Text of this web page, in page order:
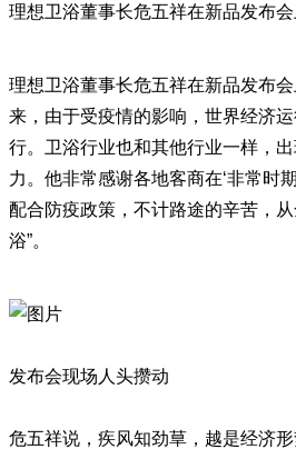
理想卫浴董事长危五祥在新品发布
理想卫浴董事长危五祥在新品发布
来，由于受疫情的影响，世界经济
行。卫浴行业也和其他行业一样，
力。他非常感谢各地客商在‘非常时
配合防疫政策，不计路途的辛苦，
浴”。
发布会现场人头攒动
危五祥说，疾风知劲䓍，越是经济